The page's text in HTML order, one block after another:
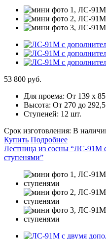
53 800 руб.
Для проема: От 139 х
Высота: От 270 до 292,5
Ступеней: 12 шт.
Срок изготовления: В
Купить Подробнее
Лестница из сосны “ЛС-91М
ступенями”